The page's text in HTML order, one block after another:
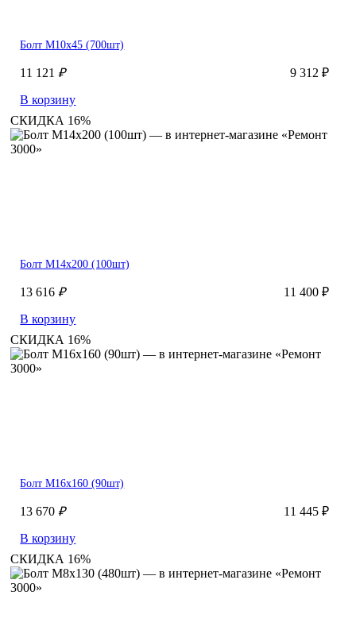
Болт М10х45 (700шт)
11 121₽
9 312 ₽
В корзину
СКИДКА 16%
Болт М14х200 (100шт)
13 616₽
11 400 ₽
В корзину
СКИДКА 16%
Болт М16х160 (90шт)
13 670₽
11 445 ₽
В корзину
СКИДКА 16%